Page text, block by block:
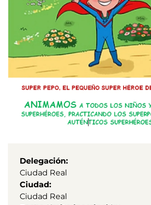
Delegación
Ciudad Real
Ciudad
Ciudad Real